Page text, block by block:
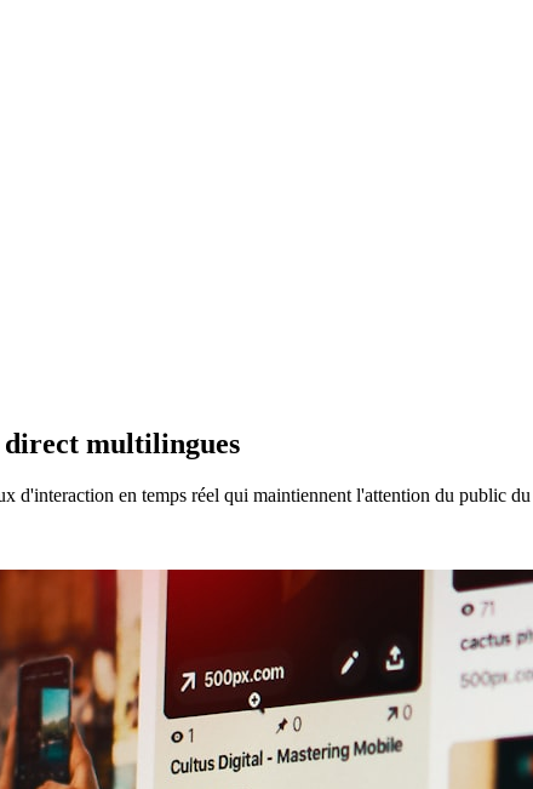
direct multilingues
en temps réel qui maintiennent l'attention du public du